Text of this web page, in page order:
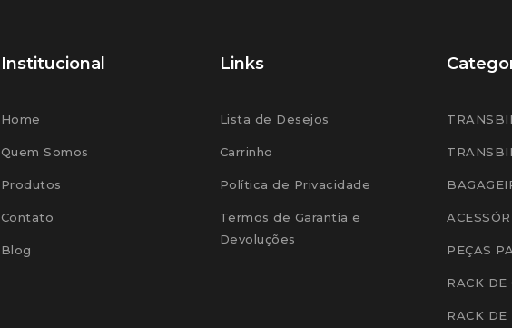
Institucional
Home
Quem Somos
Produtos
Contato
Blog
Links
Lista de Desejos
Carrinho
Política de Privacidade
Termos de Garantia e
Devoluções
PEÇAS
RACK DE
RACK DE